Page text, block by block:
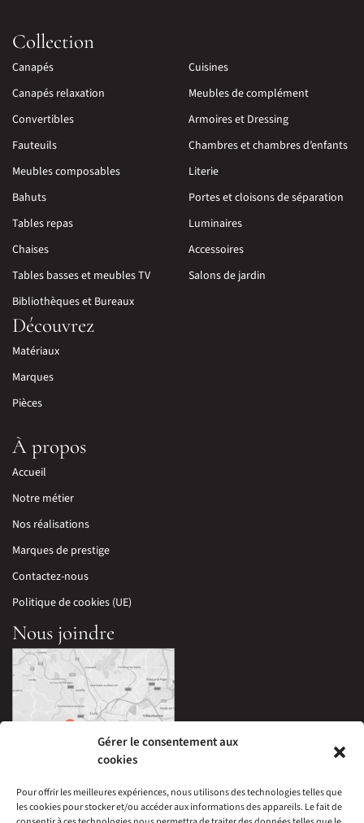
Gérer le consentement aux
cookies
Pour offrir les meilleures expériences, nous utilisons des technologies telles que
les cookies pour stocker et/ou accéder aux informations des appareils. Le fait de
Collection
Canapés
Canapés relaxation
Convertibles
Fauteuils
Meubles composables
Bahuts
Tables repas
Chaises
Tables basses et meubles TV
Bibliothèques et Bureaux
Cuisines
Meubles de complément
Armoires et Dressing
Chambres et chambres d’enfants
Literie
Portes et cloisons de séparation
Luminaires
Accessoires
Salons de jardin
Découvrez
Matériaux
Marques
Pièces
À propos
Accueil
Notre métier
Nos réalisations
Marques de prestige
Contactez-nous
Politique de cookies (UE)
Nous joindre
33 Avenue Edouard Millaud,